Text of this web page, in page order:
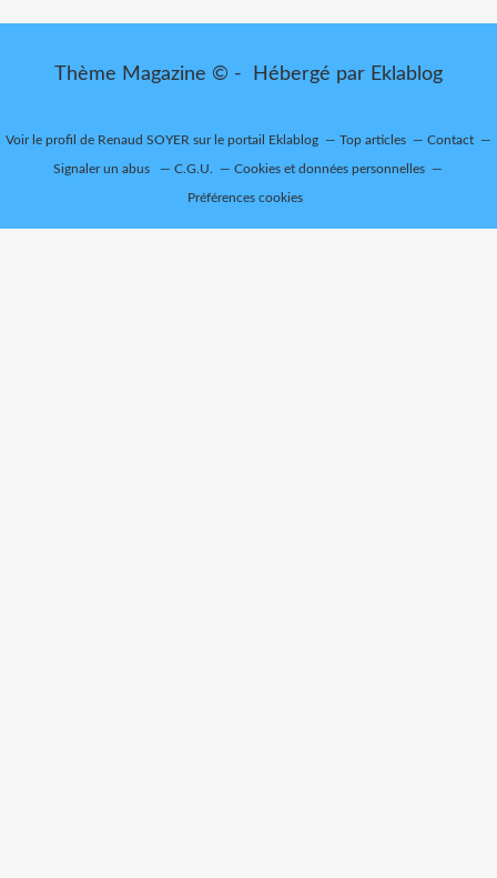
Thème Magazine © - Hébergé par Eklablog
Voir le profil de Renaud SOYER sur le portail Eklablog Top articles Contact
Signaler un abus C.G.U. Cookies et données personnelles
Préférences cookies